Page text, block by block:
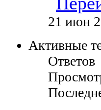
21 июн
Активные
Ответов